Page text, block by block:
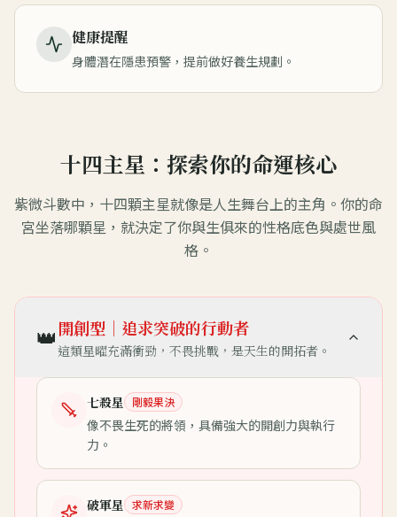
健康提醒
身體潛在隱患預警，提前做好養生規劃。
十四主星：探索你的命運核心
紫微斗數中，十四顆主星就像是人生舞台上的主角。你的命
宮坐落哪顆星，就決定了你與生俱來的性格底色與處世風
格。
👑開創型｜追求突破的行動者
這類星曜充滿衝勁，不畏挑戰，是天生的開拓者。
七殺星 剛毅果決
像不畏生死的將領，具備強大的開創力與執行
力。
破軍星 求新求變